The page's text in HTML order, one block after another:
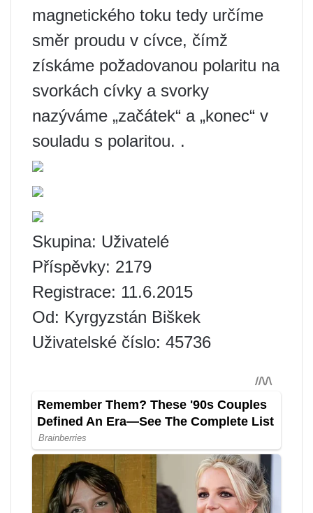
magnetického toku tedy určíme
směr proudu v cívce, čímž
získáme požadovanou polaritu na
svorkách cívky a svorky
nazýváme „začátek“ a „konec“ v
souladu s polaritou. .
Skupina: Uživatelé
Příspěvky: 2179
Registrace: 11.6.2015
Od: Kyrgyzstán Biškek
Uživatelské číslo: 45736